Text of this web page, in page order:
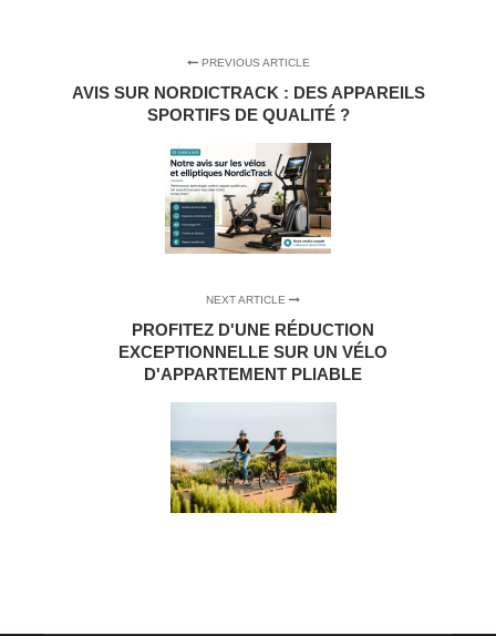
PREVIOUS ARTICLE
AVIS SUR NORDICTRACK : DES APPAREILS
SPORTIFS DE QUALITÉ ?
NEXT ARTICLE
PROFITEZ D'UNE RÉDUCTION
EXCEPTIONNELLE SUR UN VÉLO
D'APPARTEMENT PLIABLE